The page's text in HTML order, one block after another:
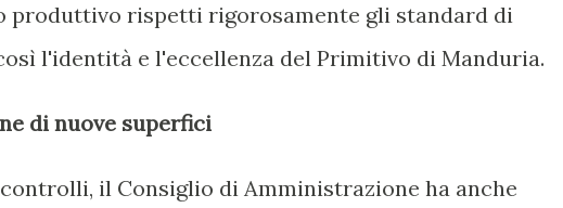
produttivo rispetti rigorosamente gli standard di
l'identità e l'eccellenza del Primitivo di Manduria.
di nuove superfici
il Consiglio di Amministrazione ha anche